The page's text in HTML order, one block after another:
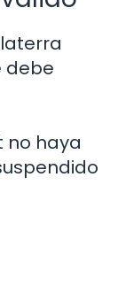
debe
no haya